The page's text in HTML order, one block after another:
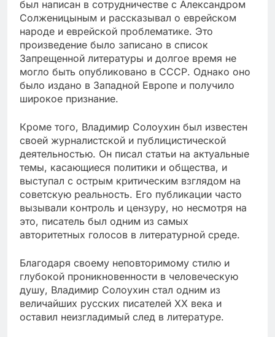
был написан в сотрудничестве с Александром
Солженицыным и рассказывал о еврейском
народе и еврейской проблематике. Это
произведение было записано в список
Запрещенной литературы и долгое время не
могло быть опубликовано в СССР. Однако оно
было издано в Западной Европе и получило
широкое признание.
Кроме того, Владимир Солоухин был известен
своей журналистской и публицистической
деятельностью. Он писал статьи на актуальные
темы, касающиеся политики и общества, и
выступал с острым критическим взглядом на
советскую реальность. Его публикации часто
вызывали контроль и цензуру, но несмотря на
это, писатель был одним из самых
авторитетных голосов в литературной среде.
Благодаря своему неповторимому стилю и
глубокой проникновенности в человеческую
душу, Владимир Солоухин стал одним из
величайших русских писателей XX века и
оставил неизгладимый след в литературе.